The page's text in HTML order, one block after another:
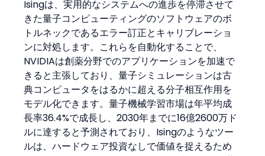
Isingは、実用的なシステムへの進歩を停滞させて
きた量子コンピューティングのソフトウェアのボ
トルネックであるエラー訂正とキャリブレーショ
ンに対処します。これらを自動化することで、
NVIDIAは創薬分野でのアプリケーションを加速で
きると主張しており、量子シミュレーションは古
典コンピュータをはるかに超える分子相互作用を
モデル化できます。量子機械学習市場は年平均成
長率36.4%で成長し、2030年までに16億2600万ド
ルに達すると予測されており、Isingのようなツー
ルは、ハードウェア投資なしで価値を捉えるため